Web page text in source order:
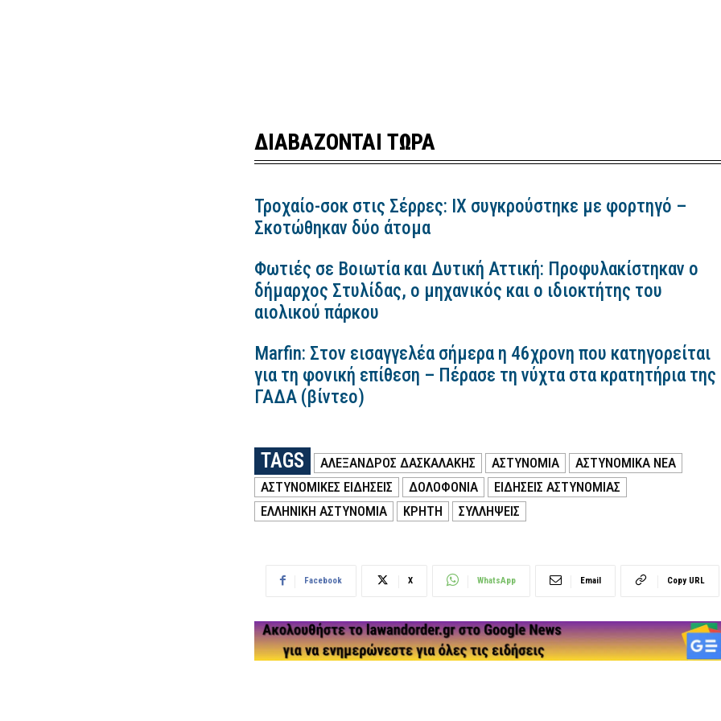
ΔΙΑΒΑΖΟΝΤΑΙ ΤΩΡΑ
Τροχαίο-σοκ στις Σέρρες: ΙΧ συγκρούστηκε με φορτηγό –
Σκοτώθηκαν δύο άτομα
Φωτιές σε Βοιωτία και Δυτική Αττική: Προφυλακίστηκαν ο
δήμαρχος Στυλίδας, ο μηχανικός και ο ιδιοκτήτης του
αιολικού πάρκου
Marfin: Στον εισαγγελέα σήμερα η 46χρονη που κατηγορείται
για τη φονική επίθεση – Πέρασε τη νύχτα στα κρατητήρια της
ΓΑΔΑ (βίντεο)
TAGS ΑΛΕΞΑΝΔΡΟΣ ΔΑΣΚΑΛΑΚΗΣ ΑΣΤΥΝΟΜΙΑ
ΑΣΤΥΝΟΜΙΚΑ ΝΕΑ
ΑΣΤΥΝΟΜΙΚΕΣ ΕΙΔΗΣΕΙΣ
ΔΟΛΟΦΟΝΙΑ
ΕΙΔΗΣΕΙΣ ΑΣΤΥΝΟΜΙΑΣ
ΕΛΛΗΝΙΚΗ ΑΣΤΥΝΟΜΙΑ
ΚΡΗΤΗ ΣΥΛΛΗΨΕΙΣ
Facebook X WhatsApp Email Copy URL